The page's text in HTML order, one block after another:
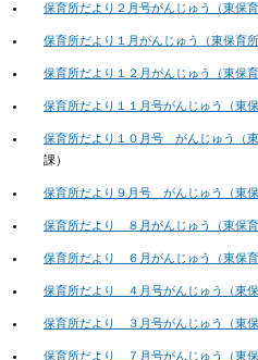
保育所だより２月号がんじゅう（東保育
保育所だより１月がんじゅう（東保育所
保育所だより１２月がんじゅう（東保育
保育所だより１１月号がんじゅう（東保
保育所だより１０月号 がんじゅう（東
課）
保育所だより９月号 がんじゅう（東保
保育所だより ８月がんじゅう（東保育
保育所だより ６月がんじゅう（東保育
保育所だより ４月号がんじゅう（東保
保育所だより ３月号がんじゅう（東保
保育所だより ７月号がんじゅう（東保